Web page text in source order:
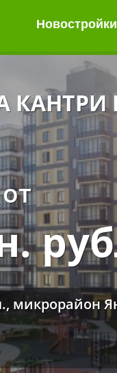
Новостройки
КАНТРИ
микрорайон